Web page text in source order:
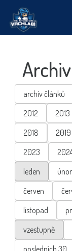
archiv článků
2012
2013
2018
2019
2023
leden
únor
červen
listopad
vzestupně
posledních 30